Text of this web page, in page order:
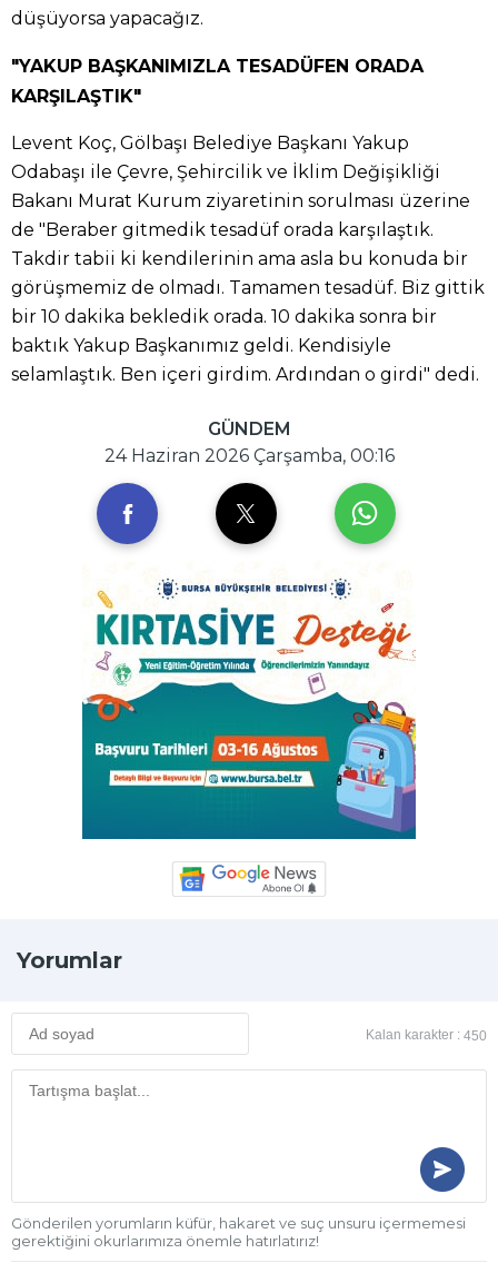
düşüyorsa yapacağız.
"YAKUP BAŞKANIMIZLA TESADÜFEN ORADA
KARŞILAŞTIK"
Levent Koç, Gölbaşı Belediye Başkanı Yakup
Odabaşı ile Çevre, Şehircilik ve İklim Değişikliği
Bakanı Murat Kurum ziyaretinin sorulması üzerine
de "Beraber gitmedik tesadüf orada karşılaştık.
Takdir tabii ki kendilerinin ama asla bu konuda bir
görüşmemiz de olmadı. Tamamen tesadüf. Biz gittik
bir 10 dakika bekledik orada. 10 dakika sonra bir
baktık Yakup Başkanımız geldi. Kendisiyle
selamlaştık. Ben içeri girdim. Ardından o girdi" dedi.
GÜNDEM
24 Haziran 2026 Çarşamba, 00:16
Yorumlar
Kalan karakter : 450
Gönderilen yorumların küfür, hakaret ve suç unsuru içermemesi
gerektiğini okurlarımıza önemle hatırlatırız!